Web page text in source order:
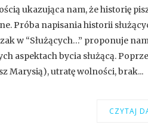
ukazująca nam, że historię
Próba napisania historii
w “Służących…” proponuje
aspektach bycia służącą.
Marysią), utratę wolności, brak...
CZYTAJ